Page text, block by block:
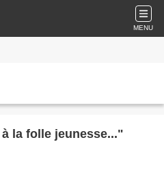
MENU
la folle jeunesse..."